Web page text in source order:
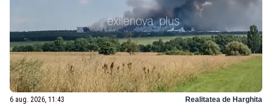
6 aug. 2026, 11:43 Realitatea de Harghita